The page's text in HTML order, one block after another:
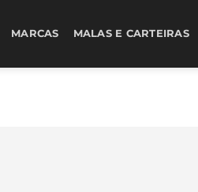
MARCAS MALAS E CARTEIRAS